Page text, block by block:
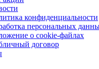
конфиденциальности
персональных
о cookie-файлах
договор